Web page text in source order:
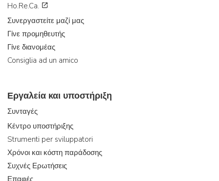
Ho.Re.Ca.
Συνεργαστείτε μαζί μας
Γίνε προμηθευτής
Γίνε διανομέας
Consiglia ad un amico
Εργαλεία και υποστήριξη
Συνταγές
Κέντρο υποστήριξης
Strumenti per sviluppatori
Χρόνοι και κόστη παράδοσης
Συχνές Ερωτήσεις
Επαφές